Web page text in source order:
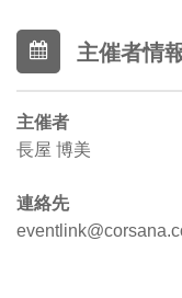
主催者情
主催者
長屋 博美
連絡先